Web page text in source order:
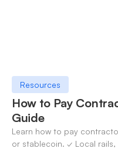
Resources
How to Pay
Guide
Learn how to pay
or stablecoin. ✓ Local